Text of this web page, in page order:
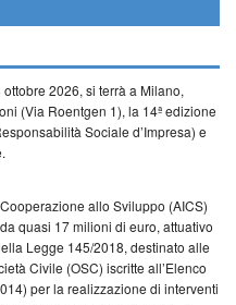
2026, si terrà a Milano,
(Via Roentgen 1), la 14ª edizione
Sociale d’Impresa) e
allo Sviluppo (AICS)
quasi 17 milioni di euro, attuativo
Legge 145/2018, destinato alle
Civile (OSC) iscritte all’Elenco
per la realizzazione di interventi